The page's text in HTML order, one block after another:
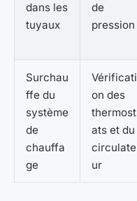
dans les
tuyaux
de
pression
Surchau
ffe du
système
de
chauffa
ge
Vérificati
on des
thermost
ats et du
circulate
ur